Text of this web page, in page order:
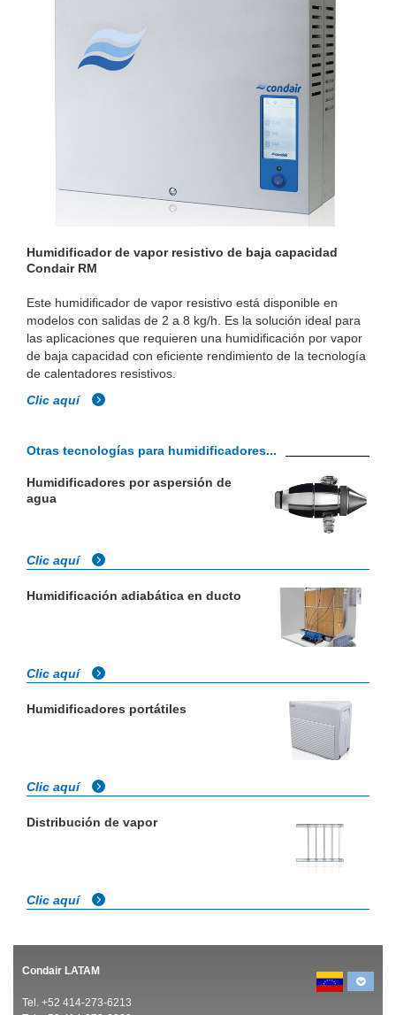
Humidificador de vapor resistivo de baja capacidad
Condair RM
Este humidificador de vapor resistivo está disponible en
modelos con salidas de 2 a 8 kg/h. Es la solución ideal para
las aplicaciones que requieren una humidificación por vapor
de baja capacidad con eficiente rendimiento de la tecnología
de calentadores resistivos.
Clic aquí
Otras tecnologías para humidificadores...
Humidificadores por aspersión de
agua
Clic aquí
Humidificación adiabática en ducto
Clic aquí
Humidificadores portátiles
Clic aquí
Distribución de vapor
Clic aquí
Condair LATAM
Tel. +52 414-273-6213